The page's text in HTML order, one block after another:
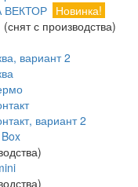
ВЕКТОР Новинка!
(снят с производства)
вариант 2
вариант 2